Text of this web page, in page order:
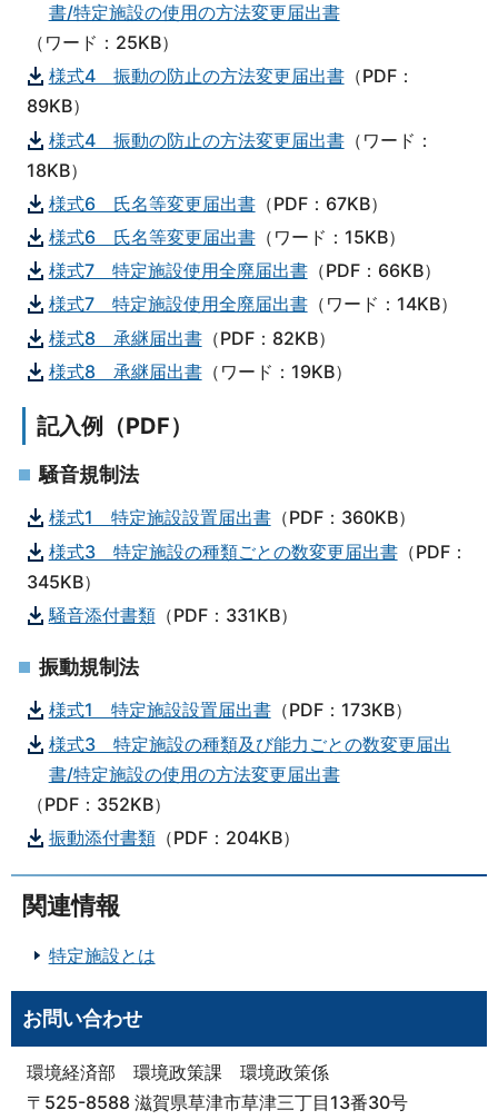
書/特定施設の使用の方法変更届出書
（ワード：25KB）
様式4 振動の防止の方法変更届出書（PDF：
89KB）
様式4 振動の防止の方法変更届出書（ワード：
18KB）
様式6 氏名等変更届出書（PDF：67KB）
様式6 氏名等変更届出書（ワード：15KB）
様式7 特定施設使用全廃届出書（PDF：66KB）
様式7 特定施設使用全廃届出書（ワード：14KB）
様式8 承継届出書（PDF：82KB）
様式8 承継届出書（ワード：19KB）
記入例（PDF）
騒音規制法
様式1 特定施設設置届出書（PDF：360KB）
様式3 特定施設の種類ごとの数変更届出書（PDF：
345KB）
騒音添付書類（PDF：331KB）
振動規制法
様式1 特定施設設置届出書（PDF：173KB）
様式3 特定施設の種類及び能力ごとの数変更届出
書/特定施設の使用の方法変更届出書
（PDF：352KB）
振動添付書類（PDF：204KB）
関連情報
特定施設とは
お問い合わせ
環境経済部 環境政策課 環境政策係
〒525-8588 滋賀県草津市草津三丁目13番30号